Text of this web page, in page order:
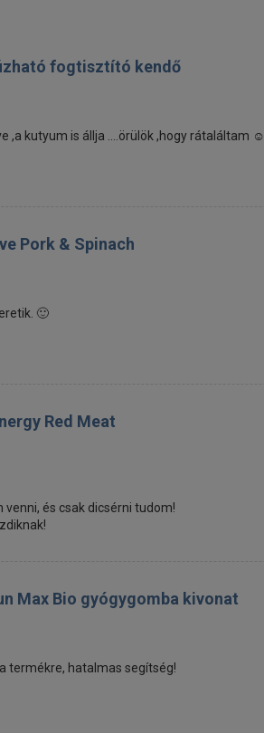
fogtisztító kendő
,a kutyum is állja ....örülök ,hogy rátaláltam ☺️
Pork & Spinach
🙂
Red Meat
és csak dicsérni tudom!
Max Bio gyógygomba kivonat
termékre, hatalmas segítség!